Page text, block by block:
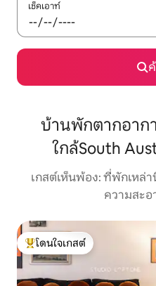
เช็คเอาท์
บ้านพักตากอา
ใกล้South
เกสต์เห็นพ้อง: ที่พักเหล่
ความสะอ
โดนใจเกสต์ที่สุด
โดนใจเกสต์